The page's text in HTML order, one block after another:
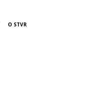
O STVR